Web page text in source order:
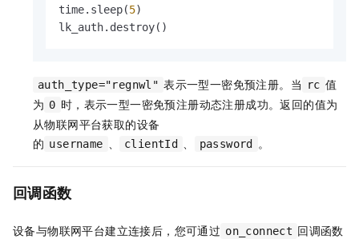
time.sleep(5)
lk_auth.destroy()
auth_type="regnwl" 表示一型一密免预注册。当 rc 值
为 0 时，表示一型一密免预注册动态注册成功。返回的值为
从物联网平台获取的设备
的 username 、 clientId 、 password 。
回调函数
设备与物联网平台建立连接后，您可通过 on_connect 回调函数